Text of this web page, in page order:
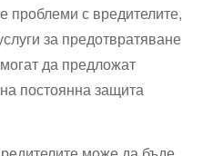
проблеми с вредителите,
за предотвратяване
да предложат
постоянна защита